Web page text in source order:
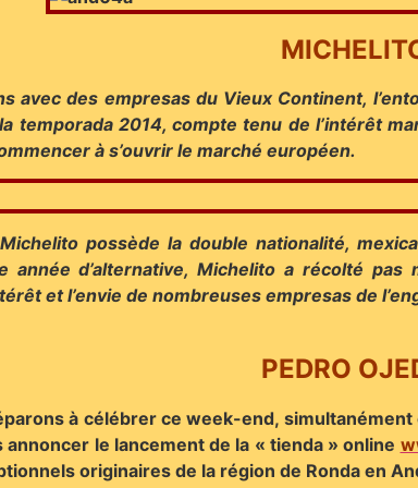
avec des empresas du Vieux Continent,
temporada 2014, compte tenu de l’intérêt
à s’ouvrir le marché européen.
possède la double nationalité,
année d’alternative, Michelito a récolté
et l’envie de nombreuses empresas de
PEDRO
à célébrer ce week-end,
le lancement de la « tienda » online
originaires de la région de Ronda en